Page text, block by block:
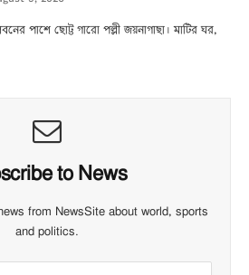
পাশে ছোট্ট গারো পল্লী জয়নাগাছা। মাটির ঘর,
to News
from NewsSite about world, sports
and politics.